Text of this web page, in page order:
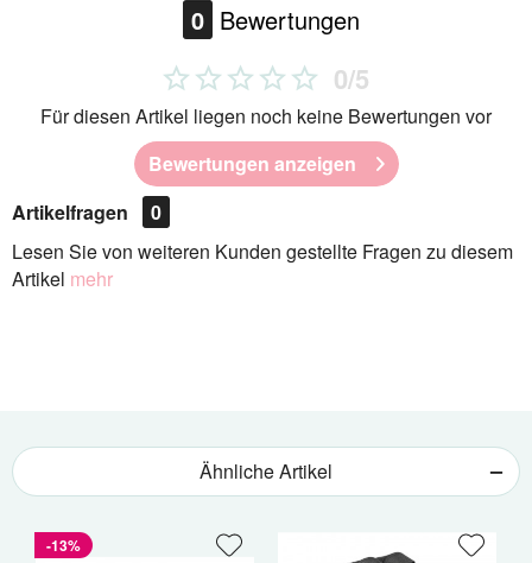
0 Bewertungen
0/5
Für diesen Artikel liegen noch keine Bewertungen vor
Bewertungen anzeigen
Artikelfragen
0
Lesen Sie von weiteren Kunden gestellte Fragen zu diesem
Artikel mehr
Ähnliche Artikel
-13%